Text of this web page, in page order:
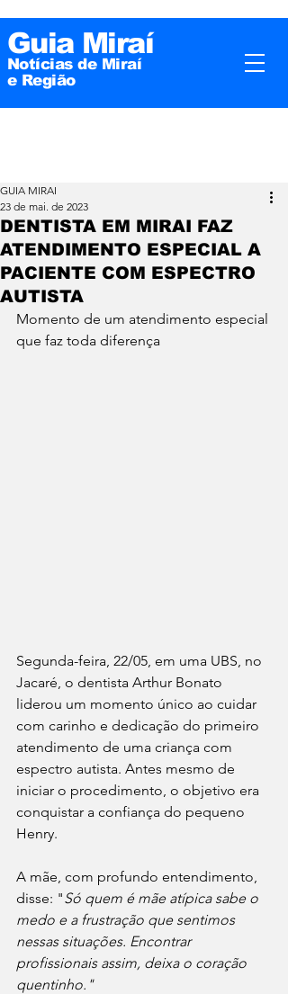
Guia Miraí
Notícias de Miraí
e Região
DENTISTA EM MIRAI FAZ
ATENDIMENTO ESPECIAL A
PACIENTE COM ESPECTRO
AUTISTA
GUIA MIRAI
23 de mai. de 2023
Momento de um atendimento especial
que faz toda diferença
Segunda-feira, 22/05, em uma UBS, no
Jacaré, o dentista Arthur Bonato
liderou um momento único ao cuidar
com carinho e dedicação do primeiro
atendimento de uma criança com
espectro autista. Antes mesmo de
iniciar o procedimento, o objetivo era
conquistar a confiança do pequeno
Henry.
A mãe, com profundo entendimento,
disse: "Só quem é mãe atípica sabe o
medo e a frustração que sentimos
nessas situações. Encontrar
profissionais assim, deixa o coração
quentinho."